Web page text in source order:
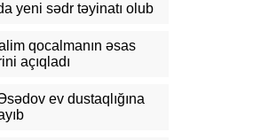
Ukrayna Qazaxıstan
çıxış yolu axtarır
yeni sədr təyinatı olub
qocalmanın əsas
açıqladı
ev dustaqlığına